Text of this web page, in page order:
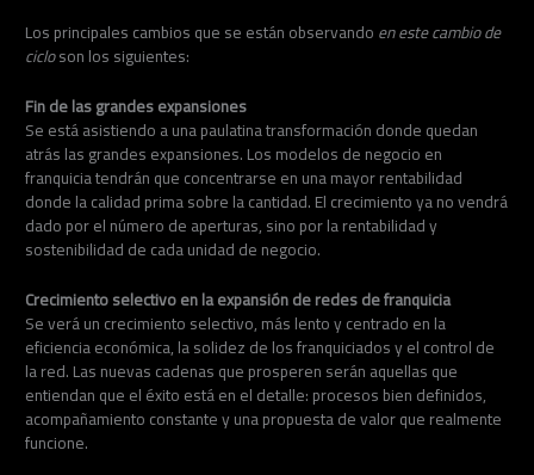
Los principales cambios que se están observandoen este cambio de
cicloson los siguientes:
Fin de las grandes expansiones
Se está asistiendo a una paulatina transformación donde quedan
atrás las grandes expansiones. Los modelos de negocio en
franquicia tendrán que concentrarse en una mayor rentabilidad
donde la calidad prima sobre la cantidad. El crecimiento ya no vendrá
dado por el número de aperturas, sino por la rentabilidad y
sostenibilidad de cada unidad de negocio.
Crecimiento selectivo en la expansión de redes de franquicia
Se verá un crecimiento selectivo, más lento y centrado en la
eficiencia económica, la solidez de los franquiciados y el control de
la red. Las nuevas cadenas que prosperen serán aquellas que
entiendan que el éxito está en el detalle: procesos bien definidos,
acompañamiento constante y una propuesta de valor que realmente
funcione.